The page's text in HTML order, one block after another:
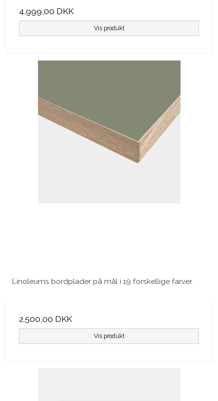
4.999,00 DKK
Vis produkt
Linoleums bordplader på mål i 19 forskellige farver
2.500,00 DKK
Vis produkt